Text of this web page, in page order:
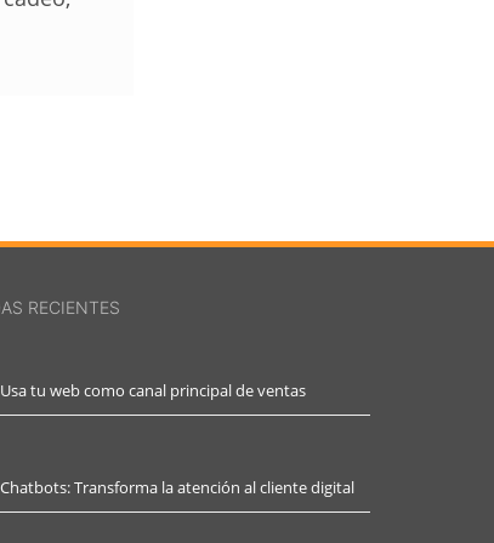
RECIENTES
Usa tu web como canal principal de ventas
Chatbots: Transforma la atención al cliente digital